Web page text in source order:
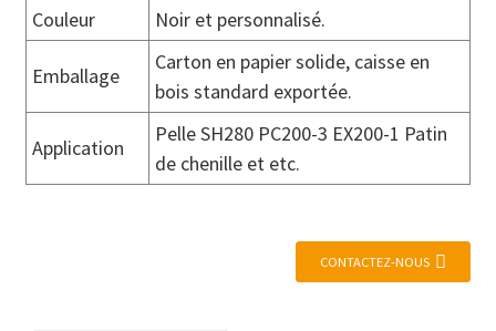
Couleur Noir et personnalisé.
Emballage
Carton en papier solide, caisse en
bois standard exportée.
Application
Pelle SH280 PC200-3 EX200-1 Patin
de chenille et etc.
CONTACTEZ-NOUS